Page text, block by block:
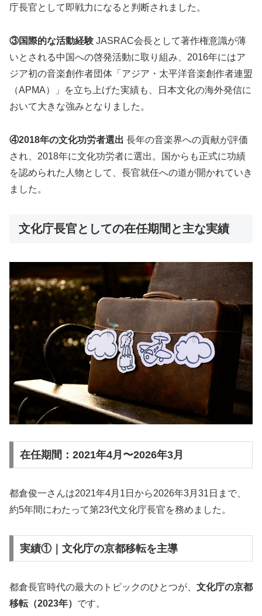
庁長官として即戦力になると判断されました。
③国際的な活動経験 JASRAC会長として著作権意識が薄
いとされる中国への啓発活動に取り組み、2016年にはア
ジア初の音楽創作者団体「アジア・太平洋音楽創作者連盟
（APMA）」を立ち上げた実績も、日本文化の海外発信に
おいて大きな強みとなりました。
④2018年の文化功労者選出 長年の音楽界への貢献が評価
され、2018年に文化功労者に選出。国からも正式に功績
を認められた人物として、長官就任への道が開かれていき
ました。
文化庁長官としての在任期間と主な実績
在任期間：2021年4月〜2026年3月
都倉俊一さんは2021年4月1日から2026年3月31日まで、
約5年間にわたって第23代文化庁長官を務めました。
実績①｜文化庁の京都移転を主導
都倉長官時代の最大のトピックのひとつが、 文化庁の京都
移転（2023年） です。